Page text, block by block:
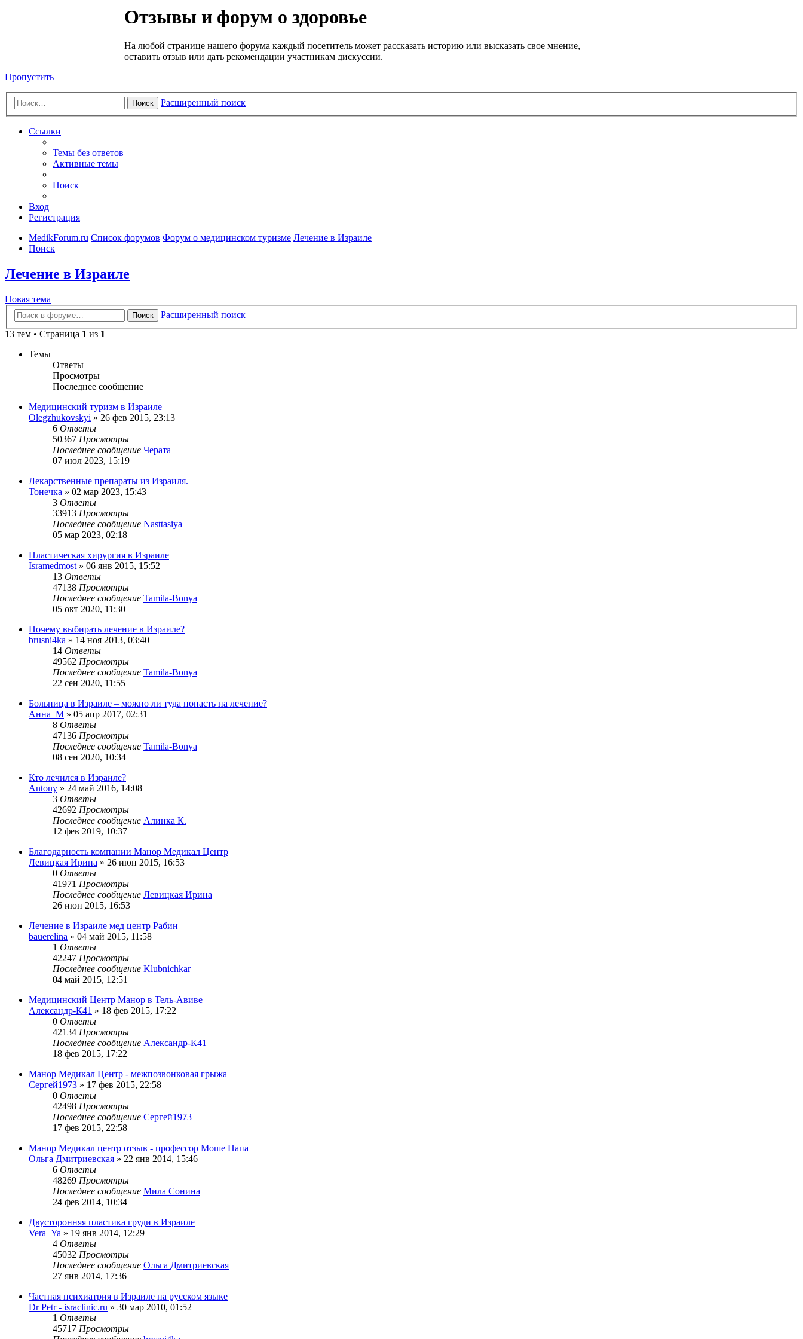
Отзывы и форум о здоровье
На любой странице нашего форума каждый посетитель может рассказать историю или высказать свое мнение,
оставить отзыв или дать рекомендации участникам дискуссии.
Пропустить
Поиск Расширенный поиск
Ссылки
Темы без ответов
Активные темы
Поиск
Вход
Регистрация
MedikForum.ru Список форумов Форум о медицинском туризме Лечение в Израиле
Поиск
Лечение в Израиле
Новая тема
Поиск
Расширенный поиск
13 тем • Страница 1 из 1
Темы
Ответы
Просмотры
Последнее сообщение
Медицинский туризм в Израиле
Olegzhukovskyi » 26 фев 2015, 23:13
6 Ответы
50367 Просмотры
Последнее сообщение Черата
07 июл 2023, 15:19
Лекарственные препараты из Израиля.
Тонечка » 02 мар 2023, 15:43
3 Ответы
33913 Просмотры
Последнее сообщение Nasttasiya
05 мар 2023, 02:18
Пластическая хирургия в Израиле
Isramedmost» 06 янв 2015, 15:52
13 Ответы
47138 Просмотры
Последнее сообщение Tamila-Bonya
05 окт 2020, 11:30
Почему выбирать лечение в Израиле?
brusni4ka » 14 ноя 2013, 03:40
14 Ответы
49562 Просмотры
Последнее сообщение Tamila-Bonya
22 сен 2020, 11:55
Больница в Израиле – можно ли туда попасть на лечение?
Анна_М » 05 апр 2017, 02:31
8 Ответы
47136 Просмотры
Последнее сообщение Tamila-Bonya
08 сен 2020, 10:34
Кто лечился в Израиле?
Antony » 24 май 2016, 14:08
3 Ответы
42692 Просмотры
Последнее сообщение Алинка К.
12 фев 2019, 10:37
Благодарность компании Манор Медикал Центр
Левицкая Ирина » 26 июн 2015, 16:53
0 Ответы
41971 Просмотры
Последнее сообщение Левицкая Ирина
26 июн 2015, 16:53
Лечение в Израиле мед центр Рабин
bauerelina » 04 май 2015, 11:58
1 Ответы
42247 Просмотры
Последнее сообщение Klubnichkar
04 май 2015, 12:51
Медицинский Центр Манор в Тель-Авиве
Александр-К41 » 18 фев 2015, 17:22
0 Ответы
42134 Просмотры
Последнее сообщение Александр-К41
18 фев 2015, 17:22
Манор Медикал Центр - межпозвонковая грыжа
Сергей1973 » 17 фев 2015, 22:58
0 Ответы
42498 Просмотры
Последнее сообщение Сергей1973
17 фев 2015, 22:58
Манор Медикал центр отзыв - профессор Моше Папа
Ольга Дмитриевская » 22 янв 2014, 15:46
6 Ответы
48269 Просмотры
Последнее сообщение Мила Сонина
24 фев 2014, 10:34
Двусторонняя пластика груди в Израиле
Vera_Ya » 19 янв 2014, 12:29
4 Ответы
45032 Просмотры
Последнее сообщение Ольга Дмитриевская
27 янв 2014, 17:36
Частная психиатрия в Израиле на русском языке
Dr Petr - israclinic.ru » 30 мар 2010, 01:52
1 Ответы
45717 Просмотры